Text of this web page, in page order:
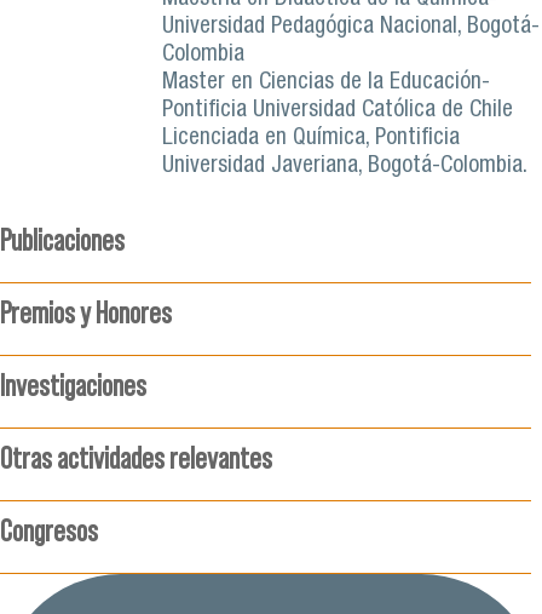
Universidad Pedagógica Nacional, Bogotá-
Colombia
Master en Ciencias de la Educación-
Pontificia Universidad Católica de Chile
Licenciada en Química, Pontificia
Universidad Javeriana, Bogotá-Colombia.
Publicaciones
Premios y Honores
Investigaciones
Otras actividades relevantes
Congresos